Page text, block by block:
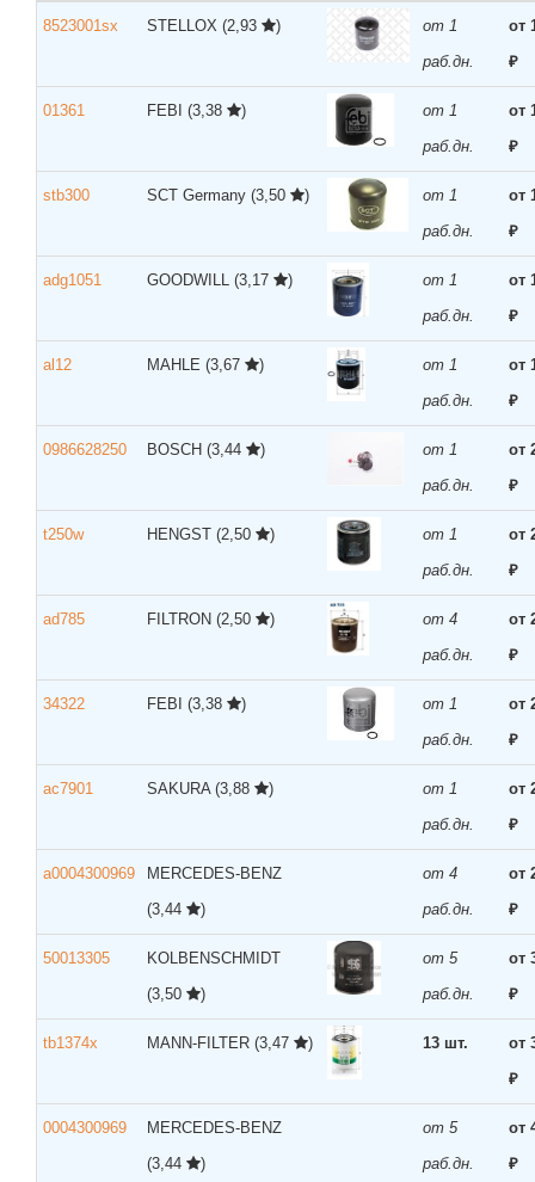
8523001sx STELLOX (2,93 )
от 1
раб.дн.
от
₽
01361 FEBI (3,38 )
от 1
раб.дн.
от
₽
stb300 SCT Germany (3,50 )
от 1
раб.дн.
от
₽
adg1051 GOODWILL (3,17 )
от 1
раб.дн.
от
₽
al12 MAHLE (3,67 )
от 1
раб.дн.
от
₽
0986628250 BOSCH (3,44 )
от 1
раб.дн.
от
₽
t250w HENGST (2,50 )
от 1
раб.дн.
от
₽
ad785 FILTRON (2,50 )
от 4
раб.дн.
от
₽
34322 FEBI (3,38 )
от 1
раб.дн.
от
₽
ac7901 SAKURA (3,88 )
от 1
раб.дн.
от
₽
a0004300969
MERCEDES-BENZ
(3,44
)
от 4
раб.дн.
от
₽
50013305
KOLBENSCHMIDT
(3,50
)
от 5
раб.дн.
от
₽
tb1374x MANN-FILTER (3,47 ) 13 шт.
от
₽
0004300969
MERCEDES-BENZ
(3,44
)
от 5
раб.дн.
от
₽